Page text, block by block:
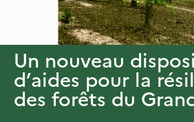
Un nouveau
d’aides pour la
des forêts du